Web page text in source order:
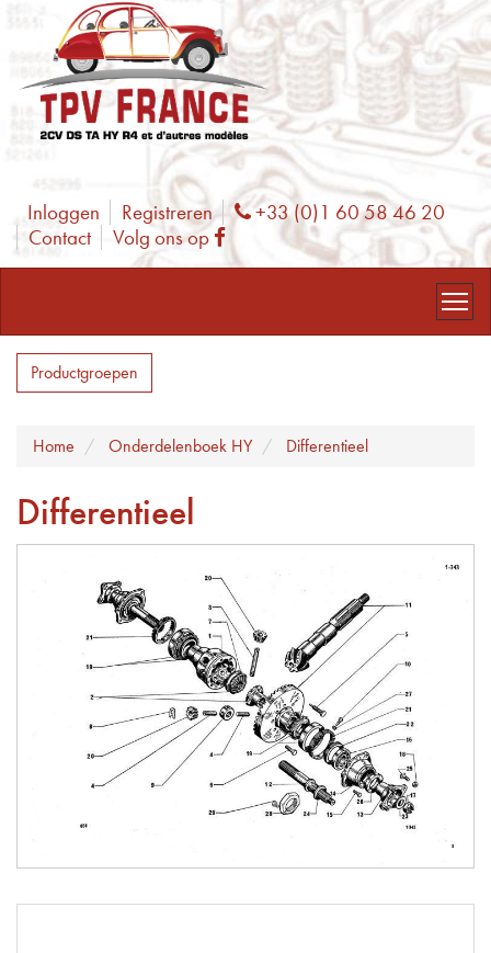
Inloggen Registreren Phone
+33 (0)1 60 58 46 20
Contact
Volg ons op Facebook
Productgroepen
Home Onderdelenboek HY Differentieel
Differentieel